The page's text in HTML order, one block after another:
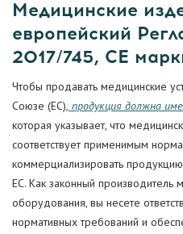
Медицинские
европейский
2017/745, СЕ
Чтобы продавать медицинские
Союзе (ЕС), продукция должна
которая указывает, что
соответствует применимым
коммерциализировать
ЕС. Как законный производитель
оборудования, вы несете
нормативных требований и